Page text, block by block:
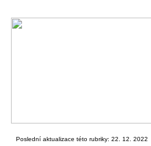
Poslední aktualizace této rubriky: 22. 12. 2022